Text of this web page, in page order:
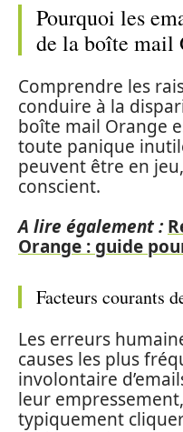
Pourquoi les
de la boîte mail
Comprendre les
conduire à la
boîte mail Orange
toute panique
peuvent être en
conscient.
A lire également :
Orange : guide
Facteurs courants
Les erreurs
causes les plus
involontaire
leur
typiquement